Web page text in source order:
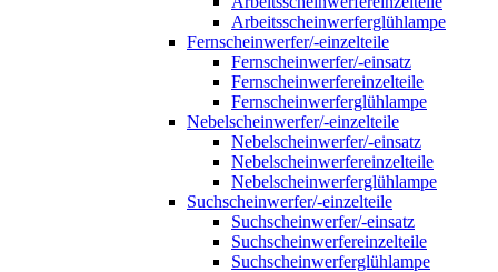
Arbeitsscheinwerferglühlampe
Fernscheinwerfer/-einzelteile
Fernscheinwerfer/-einsatz
Fernscheinwerfereinzelteile
Fernscheinwerferglühlampe
Nebelscheinwerfer/-einzelteile
Nebelscheinwerfer/-einsatz
Nebelscheinwerfereinzelteile
Nebelscheinwerferglühlampe
Suchscheinwerfer/-einzelteile
Suchscheinwerfer/-einsatz
Suchscheinwerfereinzelteile
Suchscheinwerferglühlampe